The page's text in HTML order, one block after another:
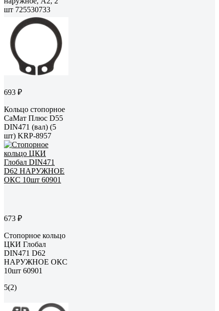
шт 725530733
693 ₽
Кольцо стопорное
СаМат Плюс D55
DIN471 (вал) (5
шт) KRP-8957
673 ₽
Стопорное кольцо
ЦКИ Глобал
DIN471 D62
НАРУЖНОЕ ОКС
10шт 60901
5(2)